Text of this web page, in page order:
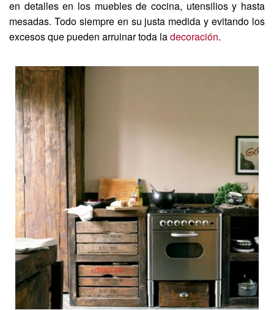
en detalles en los muebles de cocina, utensilios y hasta
mesadas. Todo siempre en su justa medida y evitando los
excesos que pueden arruinar toda ladecoración.